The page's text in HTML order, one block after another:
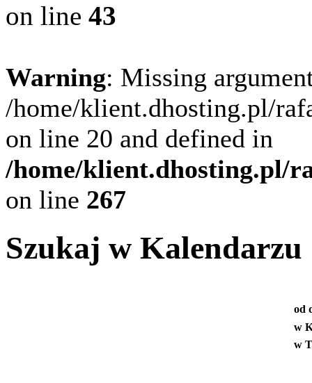
on line 43
Warning: Missing
/home/klient.dhosting.pl/
on line 20 and defined in
/home/klient.dhosting.pl/
on line 267
Szukaj w Kalendarzu
od
w
w